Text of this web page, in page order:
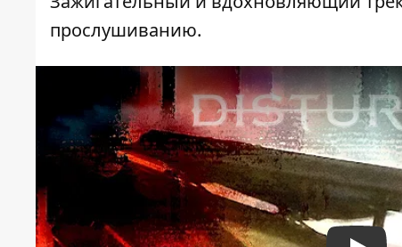
прослушиванию.